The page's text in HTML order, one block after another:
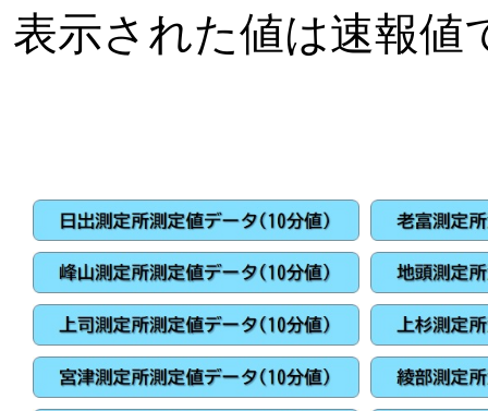
表示された値は速報値